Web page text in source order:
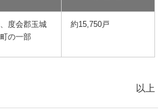
度会郡玉城
の一部
約15,750戸
以上